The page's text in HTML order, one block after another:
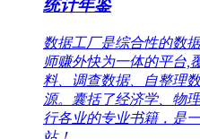
统计年鉴
数据工厂是综合性的数
师赚外快为一体的平台,
料、调查数据、自整理
源。囊括了经济学、物
行各业的专业书籍，是